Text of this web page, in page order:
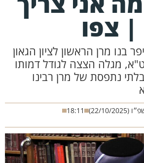
צפו
מרן הראשון לציון הגאון
מגלה הצצה לגודל דמותו
נתפסת של מרן רבינו
18:11